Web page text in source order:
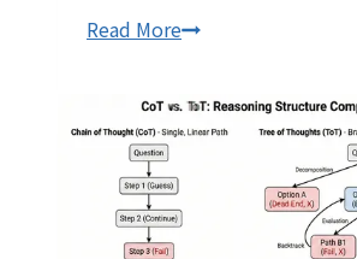
Read More똑똑한
만드는
엔지니어링